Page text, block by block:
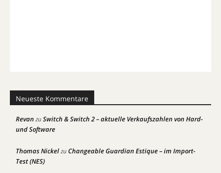
Neueste Kommentare
Revan zuSwitch & Switch 2 – aktuelle Verkaufszahlen von Hard-
und Software
Thomas NickelzuChangeable Guardian Estique – im Import-
Test (NES)